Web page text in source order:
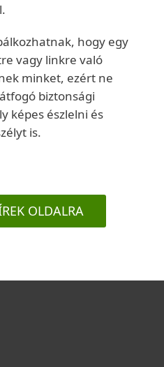
hogy egy
vagy linkre való
minket, ezért ne
biztonsági
képes észlelni és
is.
OLDALRA